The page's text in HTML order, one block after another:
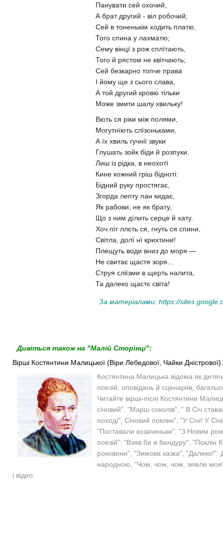
Панувати сей охочий,
А брат другий - віл робочий;
Сей в тоненькім ходить платю,
Того спина у лахматю;
Сему вінцї з рож сплїтають,
Того й рястом не квітчають;
Сей безкарно топче права
І йому ще з сього слава,
А той другий кровю тільки
Може змити шалу хвильку!
Вють ся ріки між полями,
Могутнїють слїзоньками,
А їх хвиль гучнії звуки
Глушать зойк біди й розпуки.
Лиш із рідка, в неохотї
Кине кожний гріш бідноті:
Бідний руку простягає,
Згорда лепту пан кидає,
Як рабови, не як брату,
Що з ним дїлить серце й хату.
Хоч піт ллєть ся, гнуть ся спини,
Світла, долї нї крихтини!
Плещуть води вниз до моря —
Не свитає щастя зоря...
Струя сліїзми в щерть налита,
Та далеко щастє світа!
За матеріалами: https://
Дивіться також на "Малій Сторінці":
Вірші Костянтини Малицької (Віри Лебедової, Чайки Дністрової).
Костянтина Малицька відома як
поезій, оповідань й сценаріїв,
Читайте вірші-пісні Костянтини
січовий", "Марш соколів", " В Січ
поході", Січовий поклик", "У Січі! У
"Поставали козаченьки", "З Новим
поезій": "Взяв би я бандуру", "Поклін
роковини", "Зимова казка", "Далеко!".
народною, "Чом, чом, чом, земле моя".
і відео.